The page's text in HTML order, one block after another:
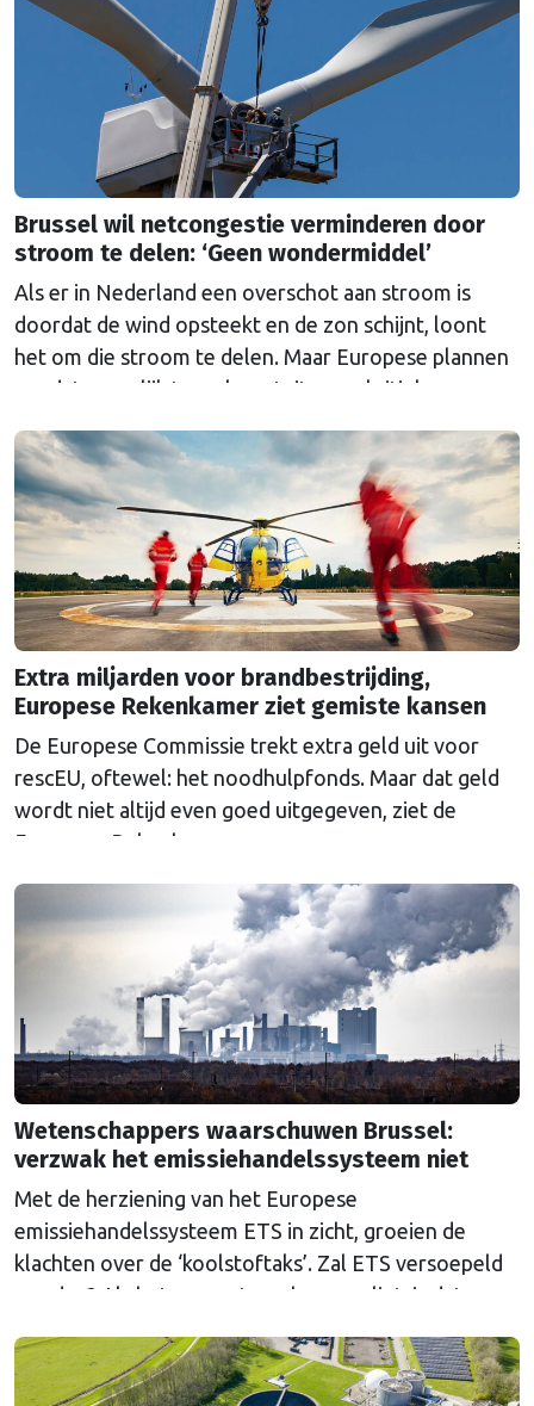
Brussel wil netcongestie verminderen door
stroom te delen: ‘Geen wondermiddel’
Als er in Nederland een overschot aan stroom is
doordat de wind opsteekt en de zon schijnt, loont
het om die stroom te delen. Maar Europese plannen
om dat mogelijk te maken stuiten op kritiek.
Extra miljarden voor brandbestrijding,
Europese Rekenkamer ziet gemiste kansen
De Europese Commissie trekt extra geld uit voor
rescEU, oftewel: het noodhulpfonds. Maar dat geld
wordt niet altijd even goed uitgegeven, ziet de
Europese Rekenkamer.
Wetenschappers waarschuwen Brussel:
verzwak het emissiehandelssysteem niet
Met de herziening van het Europese
emissiehandelssysteem ETS in zicht, groeien de
klachten over de ‘koolstoftaks’. Zal ETS versoepeld
worden? Als het aan wetenschappers ligt, is dat een